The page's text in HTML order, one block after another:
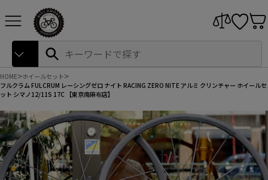
文
へ
ッ
プ
サイトナビゲーション
Search
検
HOME ホイールセット
フルクラム FULCRUM レーシングゼロ ナイト RACING ZERO NITE アルミ クリンチャー ホイールセ
ット シマノ12/11S 17C 【東京南麻布店】